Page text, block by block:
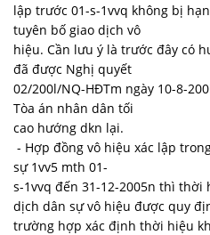
lập trước 01-s-1vvq không bị
tuyên bố giao dịch vô
hiệu. Cần lưu ý là trước đây có
đã được Nghị quyết
02/200l/NQ-HĐTm ngày 10-8-
Tòa án nhân dân tối
cao hướng dkn lại.
- Hợp đồng vô hiệu xác lập
sự 1vv5 mth 01-
s-1vvq đến 31-12-2005n thì thời
dịch dân sự vô hiệu được quy
trường hợp xác định thời hiệu